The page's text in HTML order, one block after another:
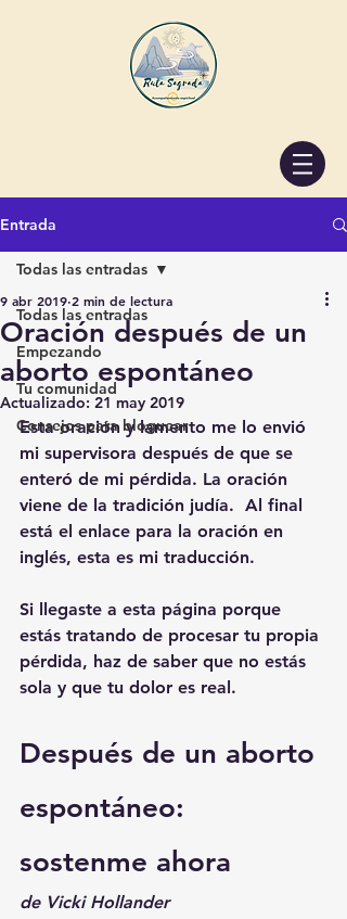
Entrada
Todas las entradas
Empezando
Tu comunidad
Consejos para bloguear
Todas las entradas
Oración después de un
aborto espontáneo
9 abr 2019 2 min de lectura
Actualizado: 21 may 2019
Esta oración y lamento me lo envió
mi supervisora después de que se
enteró de mi pérdida. La oración
viene de la tradición judía.  Al final
está el enlace para la oración en
inglés, esta es mi traducción.
Si llegaste a esta página porque
estás tratando de procesar tu propia
pérdida, haz de saber que no estás
sola y que tu dolor es real.
Después de un aborto
espontáneo:
sostenme ahora
de Vicki Hollander